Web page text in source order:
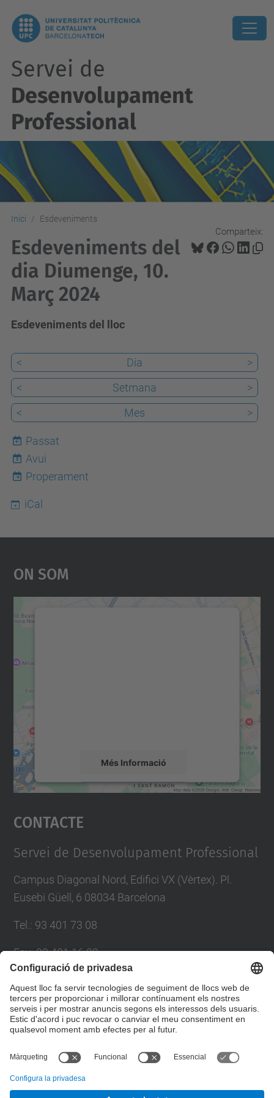
Servei de
Desenvolupament
Professional
Inici Esdeveniments
Comparteix:
Esdeveniments del
dia Diumenge, 10.
Març 2024
Esdeveniments del lloc
< Dia
>
<
Setmana
>
<
Mes >
Passat
8
Avui
Properament
iCal
On Som
Més Informació
Accepta
powered by
Contacte
Servei de Desenvolupament Professional
Campus Diagonal Nord, Edifici VX (Vèrtex). Pl.
Eusebi Güell, 6 08034 Barcelona
Tel. : 93 401 73 08
Fax:93 401 16 22
Directori UPC
Formulari de contacte